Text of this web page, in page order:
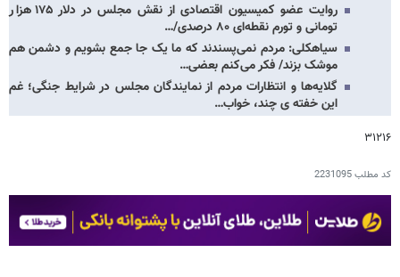
روایت عضو کمیسیون اقتصادی از نقش مجلس در دلار ۱۷۵ هزار
تومانی و تورم نقطه‌ای ۸۰ درصدی/…
سیاهکلی: مردم نمی‌پسندند که ما یک جا جمع بشویم و دشمن هم
موشک بزند/ فکر می‌کنم بعضی…
گلایه‌ها و انتظارات مردم از نمایندگان مجلس در شرایط جنگی؛ غم
این خفته ی چند، خواب…
۳۱۲۱۶
کد مطلب2231095